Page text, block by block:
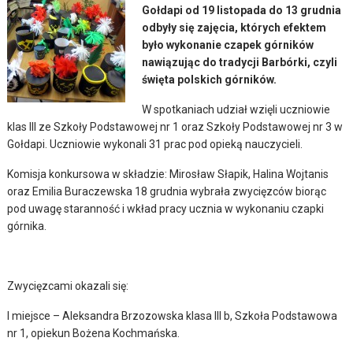
Gołdapi od 19 listopada do 13 grudnia
odbyły się zajęcia, których efektem
było wykonanie czapek górników
nawiązując do tradycji Barbórki, czyli
święta polskich górników.
W spotkaniach udział wzięli uczniowie
klas III ze Szkoły Podstawowej nr 1 oraz Szkoły Podstawowej nr 3 w
Gołdapi. Uczniowie wykonali 31 prac pod opieką nauczycieli.
Komisja konkursowa w składzie: Mirosław Słapik, Halina Wojtanis
oraz Emilia Buraczewska 18 grudnia wybrała zwycięzców biorąc
pod uwagę staranność i wkład pracy ucznia w wykonaniu czapki
górnika.
Zwycięzcami okazali się:
I miejsce – Aleksandra Brzozowska klasa III b, Szkoła Podstawowa
nr 1, opiekun Bożena Kochmańska.